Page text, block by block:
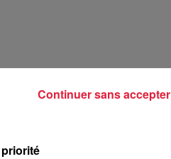
Continuer sans accepter